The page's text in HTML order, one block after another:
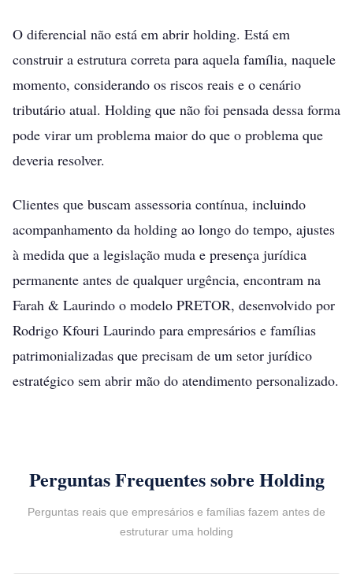
O diferencial não está em abrir holding. Está em
construir a estrutura correta para aquela família, naquele
momento, considerando os riscos reais e o cenário
tributário atual. Holding que não foi pensada dessa forma
pode virar um problema maior do que o problema que
deveria resolver.
Clientes que buscam assessoria contínua, incluindo
acompanhamento da holding ao longo do tempo, ajustes
à medida que a legislação muda e presença jurídica
permanente antes de qualquer urgência, encontram na
Farah & Laurindo o modelo PRETOR, desenvolvido por
Rodrigo Kfouri Laurindo para empresários e famílias
patrimonializadas que precisam de um setor jurídico
estratégico sem abrir mão do atendimento personalizado.
Perguntas Frequentes sobre Holding
Perguntas reais que empresários e famílias fazem antes de
estruturar uma holding